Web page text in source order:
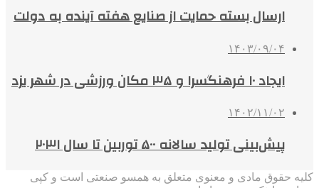
ارسال بسته حمایت از صنایع هفته آینده به دولت
۱۴۰۳/۰۹/۰۴
ایجاد ۱۰ فرهنگسرا و ۳۵ مکان ورزشی در شهر یزد
۱۴۰۲/۱۱/۰۲
پیش‌بینی تولید سالانه ۵۰۰ توربین تا سال ۲۰۳۱
کلیه حقوق مادی و معنوی متعلق به همسو صنعتی است و کپی